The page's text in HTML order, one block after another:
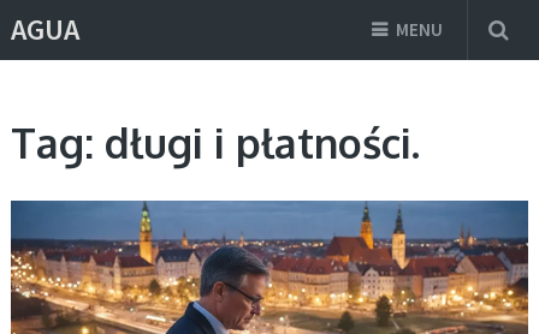
AGUA MENU
Tag: długi i płatności.